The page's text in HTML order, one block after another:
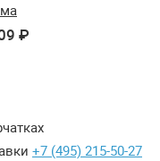
₽
+7 (495) 215-50-27